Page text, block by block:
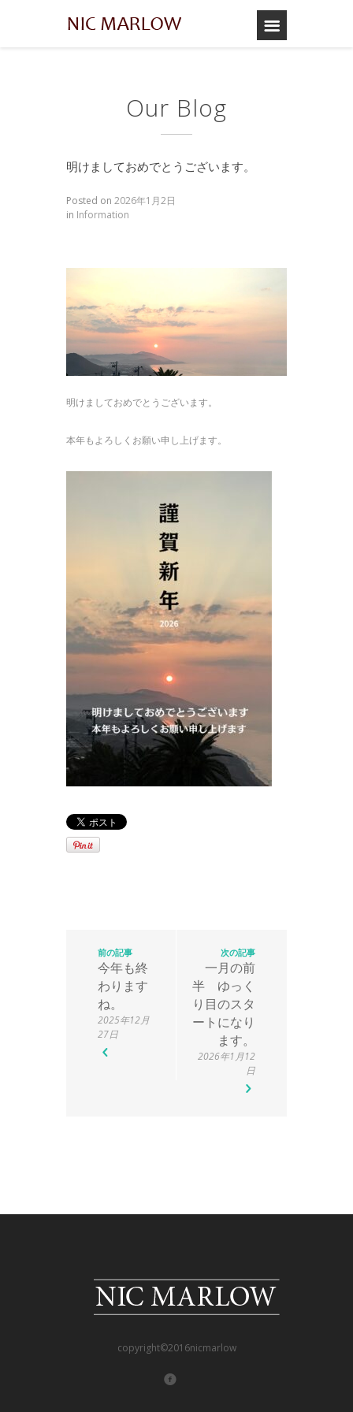
Our Blog
明けましておめでとうございます。
Posted on 2026年1月2日
in Information
明けましておめでとうございます。
本年もよろしくお願い申し上げます。
前の記事
今年も終
わります
ね。
2025年12月
27日
次の記事
一月の前
半 ゆっく
り目のスタ
ートになり
ます。
2026年1月12
日
copyright©2016nicmarlow